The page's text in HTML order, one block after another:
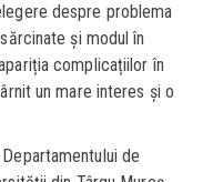
despre problema
și modul în
complicațiilor în
un mare interes și o
de